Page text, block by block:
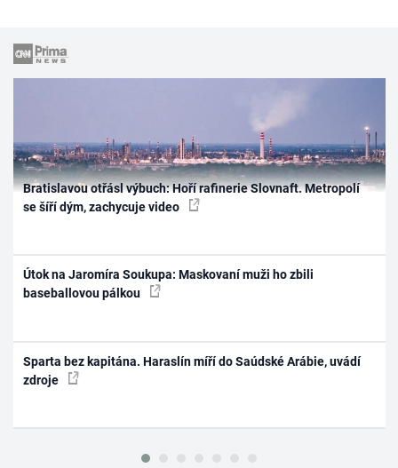
Bratislavou otřásl výbuch: Hoří rafinerie Slovnaft. Metropolí
se šíří dým, zachycuje video
Útok na Jaromíra Soukupa: Maskovaní muži ho zbili
baseballovou pálkou
Sparta bez kapitána. Haraslín míří do Saúdské Arábie, uvádí
zdroje